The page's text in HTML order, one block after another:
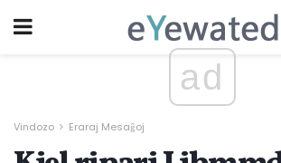
ad
Vindozo Eraraj Mesaĝoj